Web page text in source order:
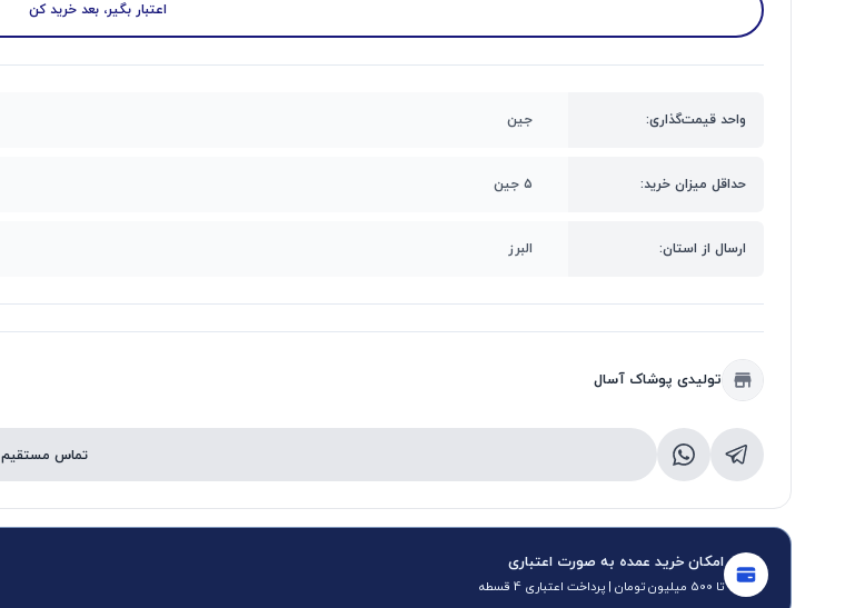
اعتبار بگیر، بعد خرید کن
واحد قیمت‌گذاری: جین
حداقل میزان خرید: ۵ جین
ارسال از استان: البرز
تولیدی پوشاک آسال
تماس مستقیم
امکان خرید عمده به صورت اعتباری
تا 500 میلیون تومان | پرداخت اعتباری 4 قسطه